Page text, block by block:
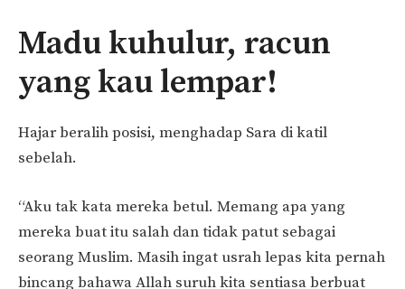
Madu kuhulur, racun
yang kau lempar!
Hajar beralih posisi, menghadap Sara di katil
sebelah.
“Aku tak kata mereka betul. Memang apa yang
mereka buat itu salah dan tidak patut sebagai
seorang Muslim. Masih ingat usrah lepas kita pernah
bincang bahawa Allah suruh kita sentiasa berbuat